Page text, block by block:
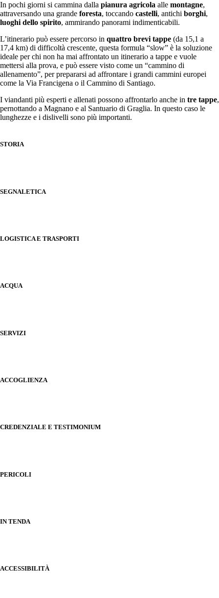
In pochi giorni si cammina dalla pianura agricola alle montagne,
attraversando una grande foresta, toccando castelli, antichi borghi,
luoghi dello spirito, ammirando panorami indimenticabili.
L’itinerario può essere percorso in quattro brevi tappe (da 15,1 a
17,4 km) di difficoltà crescente, questa formula “slow” è la soluzione
ideale per chi non ha mai affrontato un itinerario a tappe e vuole
mettersi alla prova, e può essere visto come un “cammino di
allenamento”, per prepararsi ad affrontare i grandi cammini europei
come la Via Francigena o il Cammino di Santiago.
I viandanti più esperti e allenati possono affrontarlo anche in tre tappe,
pernottando a Magnano e al Santuario di Graglia. In questo caso le
lunghezze e i dislivelli sono più importanti.
STORIA
SEGNALETICA
LOGISTICA E TRASPORTI
ACQUA
SERVIZI
ACCOGLIENZA
CREDENZIALE E TESTIMONIUM
PERICOLI
IN TENDA
ACCESSIBILITÀ